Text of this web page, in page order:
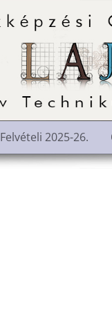
Felvételi 2025-26.